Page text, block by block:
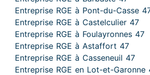
Entreprise RGE à Pont-du-Casse
Entreprise RGE à Castelculier 47
Entreprise RGE à Foulayronnes 47
Entreprise RGE à Astaffort 47
Entreprise RGE à Casseneuil 47
Entreprise RGE en Lot-et-Garonne